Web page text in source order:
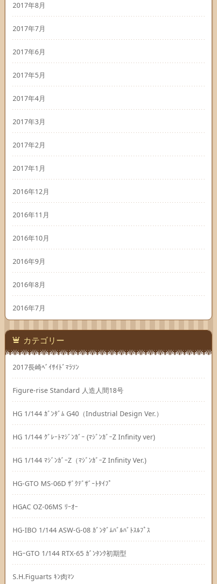
2017年8月
2017年7月
2017年6月
2017年5月
2017年4月
2017年3月
2017年2月
2017年1月
2016年12月
2016年11月
2016年10月
2016年9月
2016年8月
2016年7月
カテゴリー
2017長崎ﾍﾞｲｻｲﾄﾞﾏﾗｿﾝ
Figure-rise Standard 人造人間18号
HG 1/144 ｶﾞﾝﾀﾞﾑ G40（Industrial Design Ver.）
HG 1/144 ｸﾞﾚｰﾄﾏｼﾞﾝｶﾞｰ (ﾏｼﾞﾝｶﾞｰZ Infinity ver)
HG 1/144 ﾏｼﾞﾝｶﾞｰZ（ﾏｼﾞﾝｶﾞｰZ Infinity Ver.)
HG-GTO MS-06D ｻﾞｸﾃﾞｻﾞｰﾄﾀｲﾌﾟ
HGAC OZ-06MS ﾘｰｵｰ
HG‐IBO 1/144 ASW-G-08 ｶﾞﾝﾀﾞﾑﾊﾞﾙﾊﾞﾄｽﾙﾌﾟｽ
HGｰGTO 1/144 RTX-65 ｶﾞﾝﾀﾝｸ初期型
S.H.Figuarts ｷﾝ肉ﾏﾝ